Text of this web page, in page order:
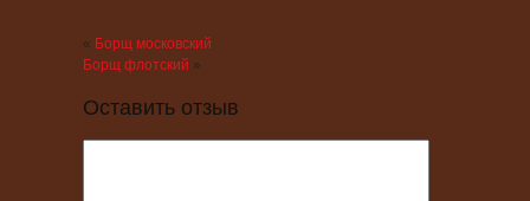
« Борщ московский
Борщ флотский »
Оставить отзыв